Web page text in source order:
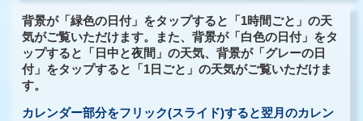
背景が「緑色の日付」をタップすると「1時間ごと」の天
気がご覧いただけます。また、背景が「白色の日付」をタ
ップすると「日中と夜間」の天気、背景が「グレーの日
付」をタップすると「1日ごと」の天気がご覧いただけま
す。
カレンダー部分をフリック(スライド)すると翌月のカレン